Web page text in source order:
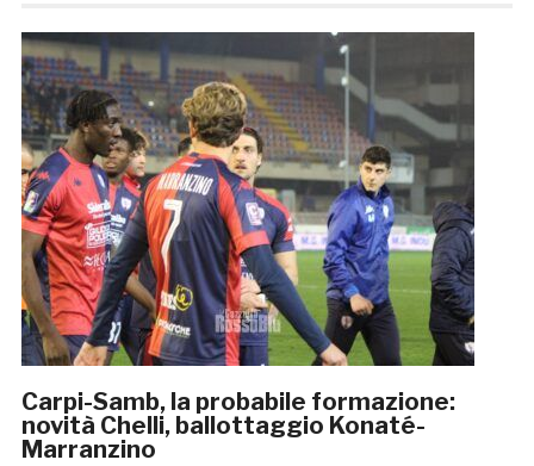
Carpi-Samb, la probabile formazione:
novità Chelli, ballottaggio Konaté-
Marranzino